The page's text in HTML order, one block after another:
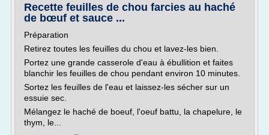
Recette feuilles de chou farcies au haché
de bœuf et sauce ...
Préparation
Retirez toutes les feuilles du chou et lavez-les bien.
Portez une grande casserole d'eau à ébullition et faites
blanchir les feuilles de chou pendant environ 10 minutes.
Sortez les feuilles de l'eau et laissez-les sécher sur un
essuie sec.
Mélangez le haché de boeuf, l'oeuf battu, la chapelure, le
thym, le...